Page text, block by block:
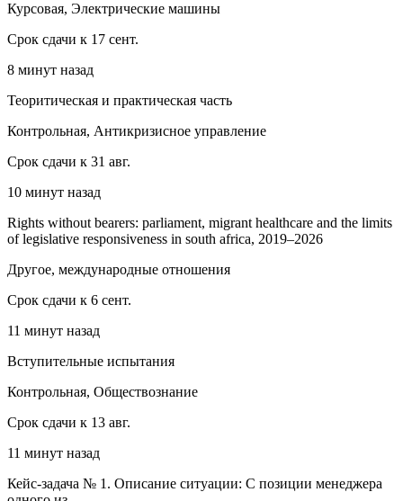
Курсовая, Электрические машины
Срок сдачи к 17 сент.
8 минут назад
Теоритическая и практическая часть
Контрольная, Антикризисное управление
Срок сдачи к 31 авг.
10 минут назад
Rights without bearers: parliament, migrant healthcare and the limits
of legislative responsiveness in south africa, 2019–2026
Другое, международные отношения
Срок сдачи к 6 сент.
11 минут назад
Вступительные испытания
Контрольная, Обществознание
Срок сдачи к 13 авг.
11 минут назад
Кейс-задача № 1. Описание ситуации: С позиции менеджера